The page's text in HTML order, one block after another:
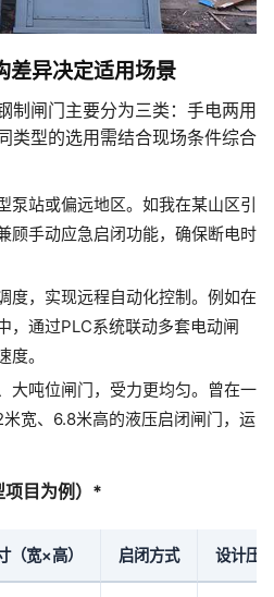
差异决定适用场景
制闸门主要分为三类：手电两用
类型的选用需结合现场条件综合
泵站或偏远地区。如我在某山区引
顾手动应急启闭功能，确保断电时
度，实现远程自动化控制。例如在
，通过PLC系统联动多套电动闸
度。
大吨位闸门，受力更均匀。曾在一
宽、6.8米高的液压启闭闸门，运
项目为例）*
（宽×高） 启闭方式 设计压